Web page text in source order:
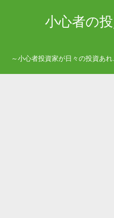
小心者の
～小心者投資家が日々の投資あ